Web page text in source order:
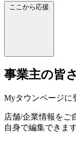
ここから応援
事業主の皆
Myタウンページに
店舗/企業情報をご
自身で編集できま